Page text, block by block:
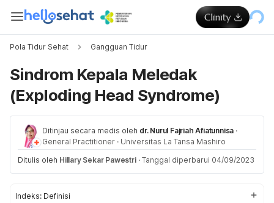
Pola Tidur Sehat Gangguan Tidur
Sindrom Kepala Meledak
(Exploding Head Syndrome)
Ditinjau secara medis oleh dr. Nurul Fajriah Afiatunnisa ·
General Practitioner · Universitas La Tansa Mashiro
Ditulis oleh Hillary Sekar Pawestri · Tanggal diperbarui 04/09/2023
Indeks: Definisi